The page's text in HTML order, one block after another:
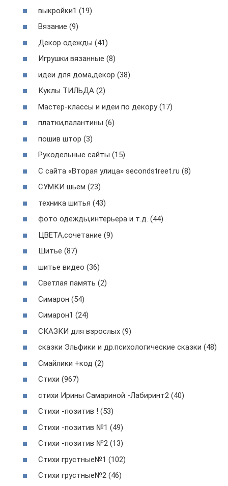
выкройки1 (19)
Вязание (9)
Декор одежды (41)
Игрушки вязанные (8)
идеи для дома,декор (38)
Куклы ТИЛЬДА (2)
Мастер-классы и идеи по декору (17)
платки,палантины (6)
пошив штор (3)
Рукодельные сайты (15)
С сайта «Вторая улица» secondstreet.ru (8)
СУМКИ шьем (23)
техника шитья (43)
фото одежды,интерьера и т.д. (44)
ЦВЕТА,сочетание (9)
Шитье (87)
шитье видео (36)
Светлая память (2)
Симарон (54)
Симарон1 (24)
СКАЗКИ для взрослых (9)
сказки Эльфики и др.психологические сказки (48)
Смайлики +код (2)
Стихи (967)
стихи Ирины Самариной -Лабиринт2 (40)
Стихи -позитив ! (53)
Стихи -позитив №1 (49)
Стихи -позитив №2 (13)
Стихи грустные№1 (102)
Стихи грустные№2 (46)